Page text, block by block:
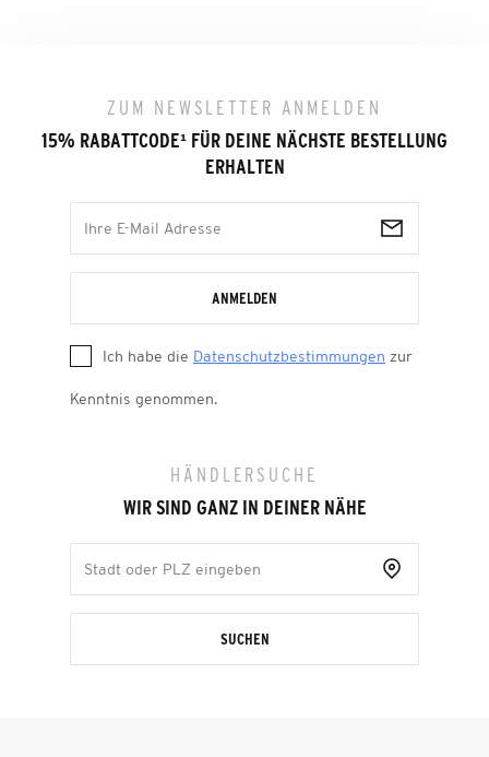
ZUM NEWSLETTER ANMELDEN
15% RABATTCODE¹ FÜR DEINE NÄCHSTE BESTELLUNG
ERHALTEN
ANMELDEN
Ich habe die Datenschutzbestimmungen zur
Kenntnis genommen.
HÄNDLERSUCHE
WIR SIND GANZ IN DEINER NÄHE
SUCHEN